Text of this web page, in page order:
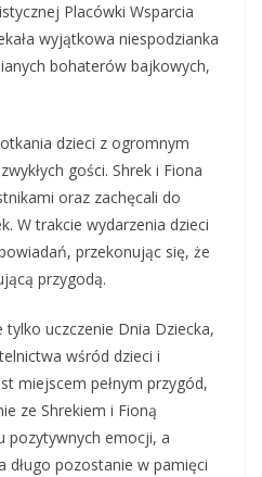
Placówki Wsparcia
wyjątkowa niespodzianka
bohaterów bajkowych,
dzieci z ogromnym
gości. Shrek i Fiona
oraz zachęcali do
W trakcie wydarzenia dzieci
przekonując się, że
przygodą.
tylko uczczenie Dnia Dziecka,
wśród dzieci i
miejscem pełnym przygód,
ze Shrekiem i Fioną
pozytywnych emocji, a
długo pozostanie w pamięci